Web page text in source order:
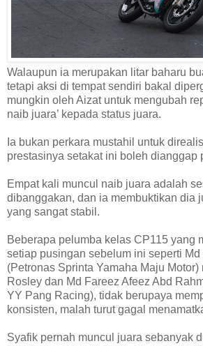
Walaupun ia merupakan litar baharu
tetapi aksi di tempat sendiri bakal
mungkin oleh Aizat untuk mengubah
naib juara’ kepada status juara.
Ia bukan perkara mustahil untuk
prestasinya setakat ini boleh dianggap
Empat kali muncul naib juara adalah
dibanggakan, dan ia membuktikan dia
yang sangat stabil.
Beberapa pelumba kelas CP115 yang
setiap pusingan sebelum ini seperti
(Petronas Sprinta Yamaha Maju
Rosley dan Md Fareez Afeez Abd
YY Pang Racing), tidak berupaya
konsisten, malah turut gagal
Syafik pernah muncul juara sebanyak